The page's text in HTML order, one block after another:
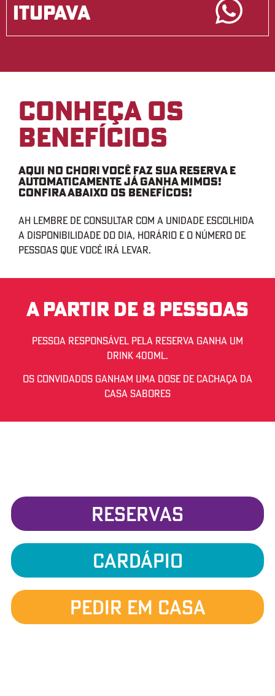
Itupava
conheça os
benefícios
aqui no chori você faz sua reserva e
automaticamente já ganha mimos!
confira abaixo os benefícos!
Ah lembre de consultar com a unidade escolhida
a disponibilidade do dia, horário e o número de
pessoas que você irá levar.
A partir de 8 pessoas
pessoa responsável pela reserva ganha um
drink 400ml.
Os convidados ganham uma dose de cachaça da
Casa Sabores
RESERVAS
cardápio
pedir em casa